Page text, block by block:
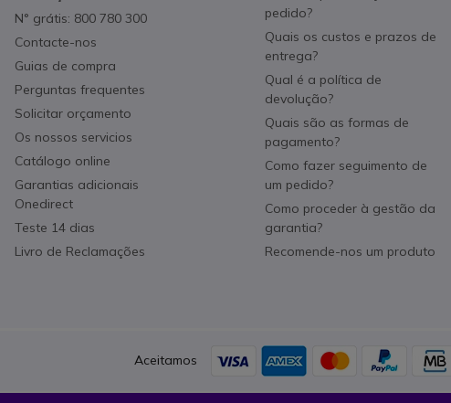
N° grátis: 800 780 300
Contacte-nos
Guias de compra
Perguntas frequentes
Solicitar orçamento
Os nossos servicios
Catálogo online
Garantias adicionais
Onedirect
Teste 14 dias
Livro de Reclamações
pedido?
Quais os custos e prazos de
entrega?
Qual é a política de
devolução?
Quais são as formas de
pagamento?
Como fazer seguimento de
um pedido?
Como proceder à gestão da
garantia?
Recomende-nos um produto
Aceitamos